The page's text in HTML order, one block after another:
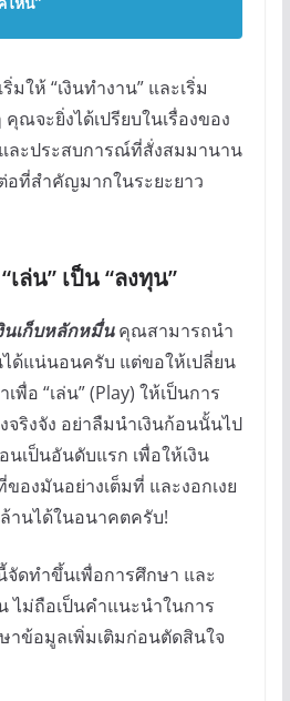
มให้ “เงินทำงาน” และเริ่ม
ณจะยิ่งได้เปรียบในเรื่องของ
ละประสบการณ์ที่สั่งสมมานาน
อที่สำคัญมากในระยะยาว
ล่น” เป็น “ลงทุน”
นเก็บหลักหมื่นคุณสามารถนำ
ด้แน่นอนครับ แต่ขอให้เปลี่ยน
พื่อ “เล่น” (Play) ให้เป็นการ
จริงจัง อย่าลืมนำเงินก้อนนั้นไป
เป็นอันดับแรก เพื่อให้เงิน
งมันอย่างเต็มที่ และงอกเงย
านได้ในอนาคตครับ!
ดทำขึ้นเพื่อการศึกษา และ
ไม่ถือเป็นคำแนะนำในการ
าข้อมูลเพิ่มเติมก่อนตัดสินใจ